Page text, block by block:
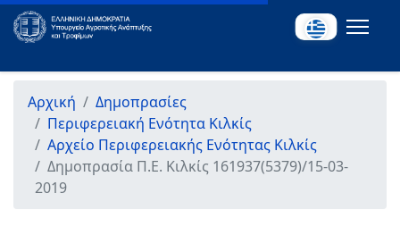
Αρχική
Δημοπρασίες
Περιφερειακή Ενότητα Κιλκίς
Αρχείο Περιφερειακής Ενότητας Κιλκίς
Δημοπρασία Π.Ε. Κιλκίς 161937(5379)/15-03-
2019